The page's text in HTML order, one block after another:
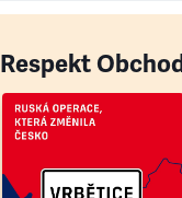
Respekt Obchod